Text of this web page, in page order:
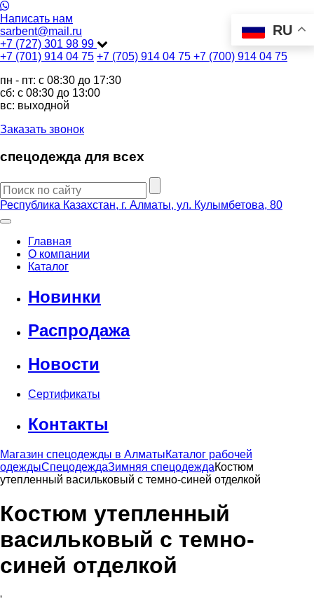
Написать нам
sarbent@mail.ru
+7 (727) 301 98 99
+7 (701) 914 04 75 +7 (705) 914 04 75 +7 (700) 914 04 75
пн - пт: c 08:30 до 17:30
сб: c 08:30 до 13:00
вс: выходной
Заказать звонок
спецодежда для всех
Республика Казахстан, г. Алматы, ул. Кулымбетова, 80
Главная
О компании
Каталог
Новинки
Распродажа
Новости
Сертификаты
Контакты
Магазин спецодежды в АлматыКаталог рабочей
одеждыСпецодеждаЗимняя спецодеждаКостюм
утепленный васильковый с темно-синей отделкой
Костюм утепленный
васильковый с темно-
синей отделкой
'
RU